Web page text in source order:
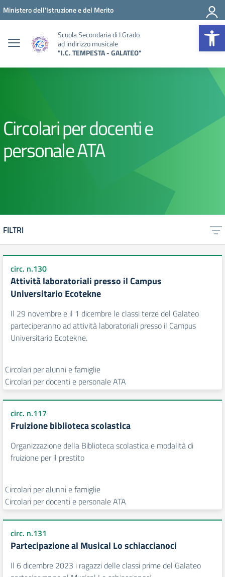
Vai ai contenuti
Vai al menu di navigazione
Vai al footer
Ministero dell'Istruzione e del Merito
Scuola Secondaria di I Grado
ad indirizzo musicale
"I.C. TEMPESTA - GALATEO"
Circolari per docenti e
personale ATA
FILTRI
circ. n.130
Attività laboratoriali presso il Campus
Universitario Ecotekne
Il 29 novembre e il 1 dicembre le classi terze del Galateo
parteciperanno ad attività laboratoriali presso il Campus
Universitario Ecotekne.
Circolari per alunni e famiglie
Circolari per docenti e personale ATA
circ. n.117
Fruizione biblioteca scolastica
Organizzazione della Biblioteca scolastica e modalità di
fruizione per il prestito
Circolari per alunni e famiglie
Circolari per docenti e personale ATA
circ. n.131
Partecipazione al Musical Lo schiaccianoci
Il 6 dicembre 2023 i ragazzi delle classi prime del Galateo